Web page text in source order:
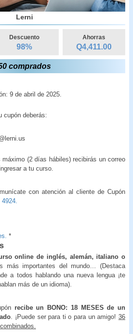
Lerni
Descuento
98%
Ahorras
Q4,411.00
comprados
9 de abril de 2025.
cupón deberás:
(2 días hábiles) recibirás un correo
a tu curso.
con atención al cliente de Cupón
*
online de inglés, alemán, italiano o
más importantes del mundo… (Destaca
a todos hablando una nueva lengua ¡te
más de un idioma).
recibe un BONO: 18 MESES de un
¡Puede ser para ti o para un amigo!36